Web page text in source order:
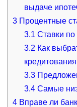
выдаче
3Процентные
3.1 Ставки по
3.2 Как
кредитования
3.3
3.4 Самые
4Вправе ли